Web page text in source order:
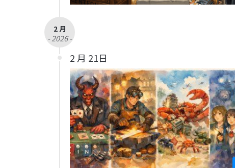
2 月
- 2026 -
2 月 21日